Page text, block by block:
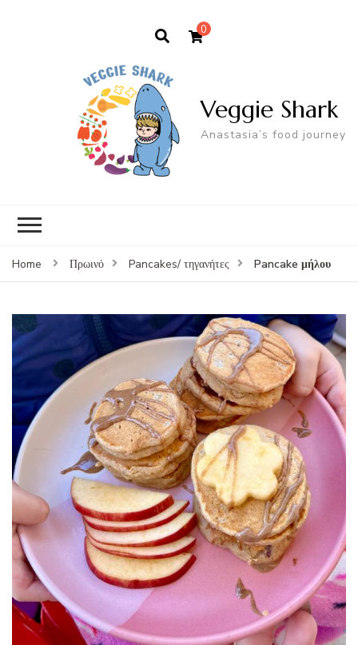
0
Veggie Shark
Anastasia’s food journey
Home Πρωινό Pancakes/ τηγανήτες Pancake μήλου